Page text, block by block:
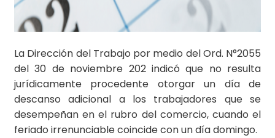
La Dirección del Trabajo por medio del Ord. N°2055
del 30 de noviembre 202 indicó que no resulta
jurídicamente procedente otorgar un día de
descanso adicional a los trabajadores que se
desempeñan en el rubro del comercio, cuando el
feriado irrenunciable coincide con un día domingo.